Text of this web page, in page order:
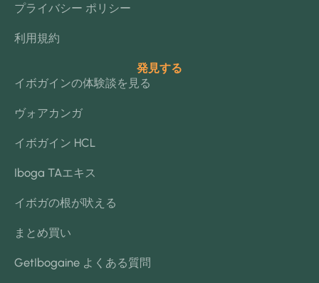
プライバシー ポリシー
利用規約
発見する
イボガインの体験談を見る
ヴォアカンガ
イボガイン HCL
Iboga TAエキス
イボガの根が吠える
まとめ買い
GetIbogaine よくある質問